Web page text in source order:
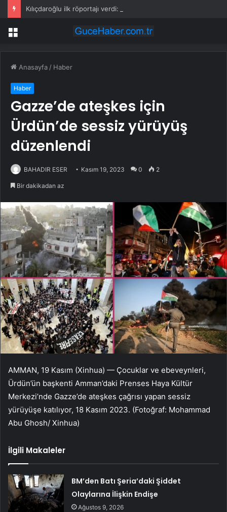
Menü
Anasayfa / Haber
Haber
Gazze’de ateşkes için
Ürdün’de sessiz yürüyüş
düzenlendi
BAHADIR ESER Kasım 19, 2023 0 2
Bir dakikadan az
AMMAN, 19 Kasım (Xinhua) — Çocuklar ve ebeveynleri,
Ürdün’ün başkenti Amman’daki Prenses Haya Kültür
Merkezi’nde Gazze’de ateşkes çağrısı yapan sessiz
yürüyüşe katılıyor, 18 Kasım 2023. (Fotoğraf: Mohammad
Abu Ghosh/ Xinhua)
İlgili Makaleler
BM’den Batı Şeria’daki Şiddet
Olaylarına İlişkin Endişe
Ağustos 9, 2026